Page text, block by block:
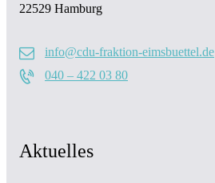
22529 Hamburg
info@cdu-fraktion-eimsbuettel.de
040 – 422 03 80
Aktuelles